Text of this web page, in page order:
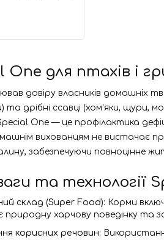
One для птахів і
довіру власників домашніх
та дрібні ссавці (хом'яки, щури,
One — це профілактика
вихованцям не вистачає
забезпечуючи повноцінне
та технології
склад (Super Food): Корми
харчову поведінку та
корисних речовин: